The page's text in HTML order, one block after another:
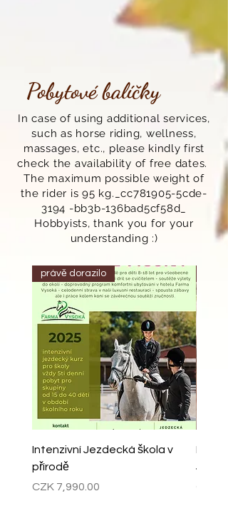
Pobytové balíčky
In case of using additional services,
such as horse riding, wellness,
massages, etc., please kindly first
check the availability of free dates.
The maximum possible weight of
the rider is 95 kg._cc781905-5cde-
3194 -bb3b-136bad5cf58d_
Hobbyists, thank you for your
understanding :)
právě dorazilo
Intenzivní Jezdecká škola v
přírodě
Price
CZK 7,990.00